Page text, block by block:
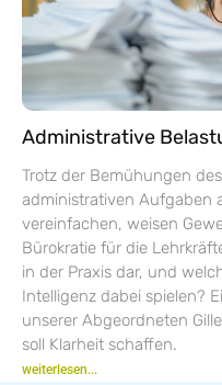
Administrative
Trotz der Bemühungen
administrativen Aufgaben
vereinfachen, weisen
Bürokratie für die
in der Praxis dar, und
Intelligenz dabei spielen?
unserer Abgeordneten
soll Klarheit schaffen.
weiterlesen...